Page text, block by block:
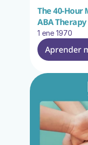
The 40-Hour
ABA
1 ene 1970
Aprender